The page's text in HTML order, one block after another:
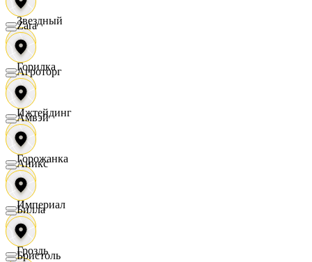
Звездный
Горилка
Ижтейдинг
Горожанка
Империал
Гроздь
Zara
Агроторг
Амвэй
Аникс
Билла
Бристоль